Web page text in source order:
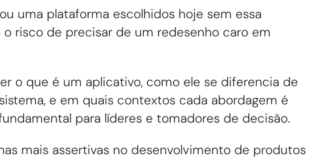
uma plataforma escolhidos hoje sem essa
risco de precisar de um redesenho caro em
o que é um aplicativo, como ele se diferencia de
e em quais contextos cada abordagem é
para líderes e tomadores de decisão.
mais assertivas no desenvolvimento de produtos